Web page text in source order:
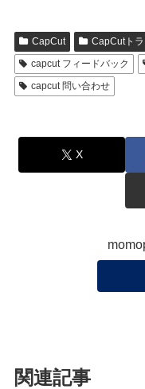
CapCut CapCutト
capcut フィードバック
capcut 問い合わせ
X
関連記事